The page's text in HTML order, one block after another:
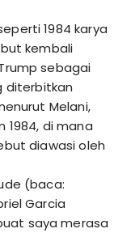
1984 karya
kembali
sebagai
diterbitkan
Melani,
di mana
diawasi oleh
(baca:
Garcia
saya merasa